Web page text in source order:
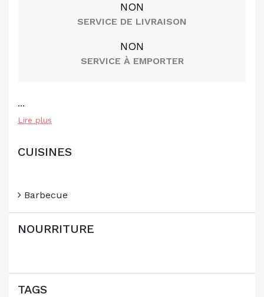
NON
SERVICE DE LIVRAISON
NON
SERVICE À EMPORTER
...
Lire plus
CUISINES
Barbecue
NOURRITURE
TAGS